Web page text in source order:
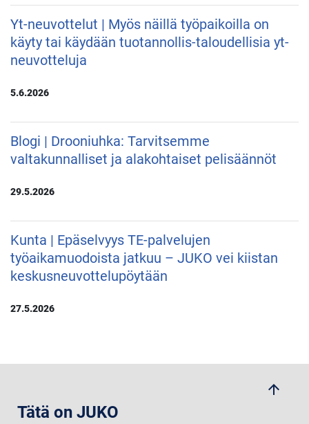
Yt-neuvottelut | Myös näillä työpaikoilla on
käyty tai käydään tuotannollis-taloudellisia yt-
neuvotteluja
5.6.2026
Blogi | Drooniuhka: Tarvitsemme
valtakunnalliset ja alakohtaiset pelisäännöt
29.5.2026
Kunta | Epäselvyys TE-palvelujen
työaikamuodoista jatkuu – JUKO vei kiistan
keskusneuvottelupöytään
27.5.2026
arrow_upwards
Tätä on JUKO